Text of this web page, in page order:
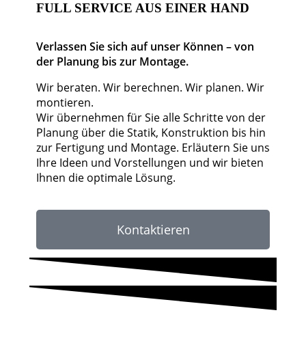
FULL SERVICE AUS EINER HAND
Verlassen Sie sich auf unser Können – von
der Planung bis zur Montage.
Wir beraten. Wir berechnen. Wir planen. Wir
montieren.
Wir übernehmen für Sie alle Schritte von der
Planung über die Statik, Konstruktion bis hin
zur Fertigung und Montage. Erläutern Sie uns
Ihre Ideen und Vorstellungen und wir bieten
Ihnen die optimale Lösung.
Kontaktieren